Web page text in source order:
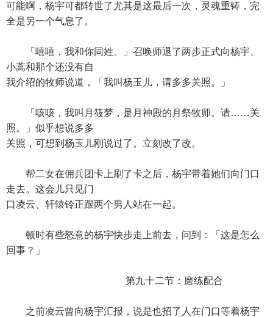
可能啊，杨宇可都转世了尤其是这最后一次，灵魂重铸，完
全是另一个气息了。
「嘻嘻，我和你同姓。」召唤师退了两步正式向杨宇、
小蒿和那个还没有自
我介绍的牧师说道，「我叫杨玉儿，请多多关照。」
「咳咳，我叫月筱梦，是月神殿的月祭牧师。请……关
照。」似乎想说多多
关照，可想到杨玉儿刚说过了。立刻改了改。
帮二女在佣兵团卡上刷了卡之后，杨宇带着她们向门口
走去。这会儿只见门
口凌云、轩辕铃正跟两个男人站在一起。
顿时有些怒意的杨宇快步走上前去，问到：「这是怎么
回事？」
第九十二节：磨练配合
之前凌云曾向杨宇汇报，说是也招了人在门口等着杨宇